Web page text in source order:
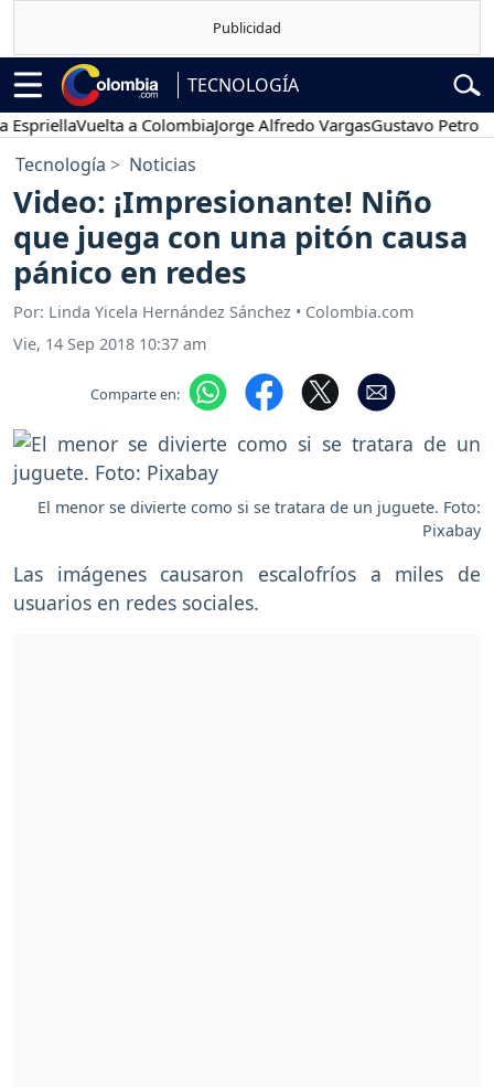
TECNOLOGÍA
Vuelta a ColombiaJorge Alfredo VargasGustavo Petro
Tecnología Noticias
Video: ¡Impresionante! Niño
que juega con una pitón causa
pánico en redes
Por: Linda Yicela Hernández Sánchez • Colombia.com
Vie, 14 Sep 2018 10:37 am
Comparte en:
El menor se divierte como si se tratara de un juguete. Foto:
Pixabay
Las imágenes causaron escalofríos a miles de
usuarios en redes sociales.